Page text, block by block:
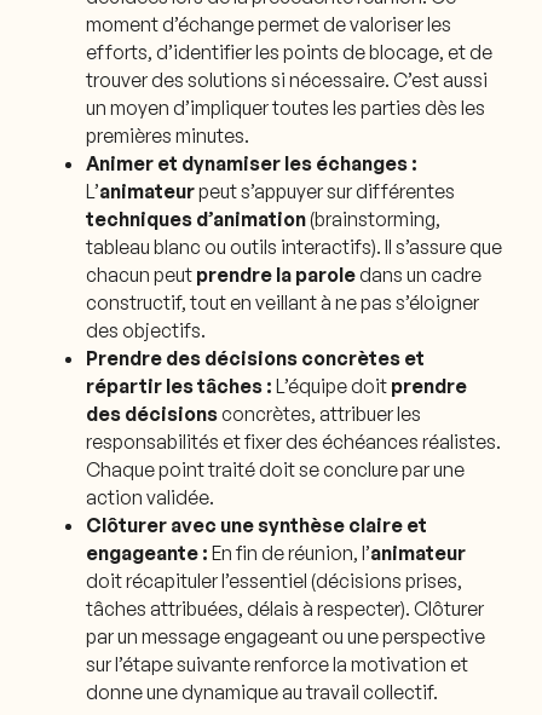
moment d’échange permet de valoriser les
efforts, d’identifier les points de blocage, et de
trouver des solutions si nécessaire. C’est aussi
un moyen d’impliquer toutes les parties dès les
premières minutes.
Animer et dynamiser les échanges :
L’animateurpeut s’appuyer sur différentes
techniques d’animation(brainstorming,
tableau blanc ou outils interactifs). Il s’assure que
chacun peut prendre la paroledans un cadre
constructif, tout en veillant à ne pas s’éloigner
des objectifs.
Prendre des décisions concrètes et
répartir les tâches :L’équipe doit prendre
des décisionsconcrètes, attribuer les
responsabilités et fixer des échéances réalistes.
Chaque point traité doit se conclure par une
action validée.
Clôturer avec une synthèse claire et
engageante :En fin de réunion, l’animateur
doit récapituler l’essentiel (décisions prises,
tâches attribuées, délais à respecter). Clôturer
par un message engageant ou une perspective
sur l’étape suivante renforce la motivation et
donne une dynamique au travail collectif.